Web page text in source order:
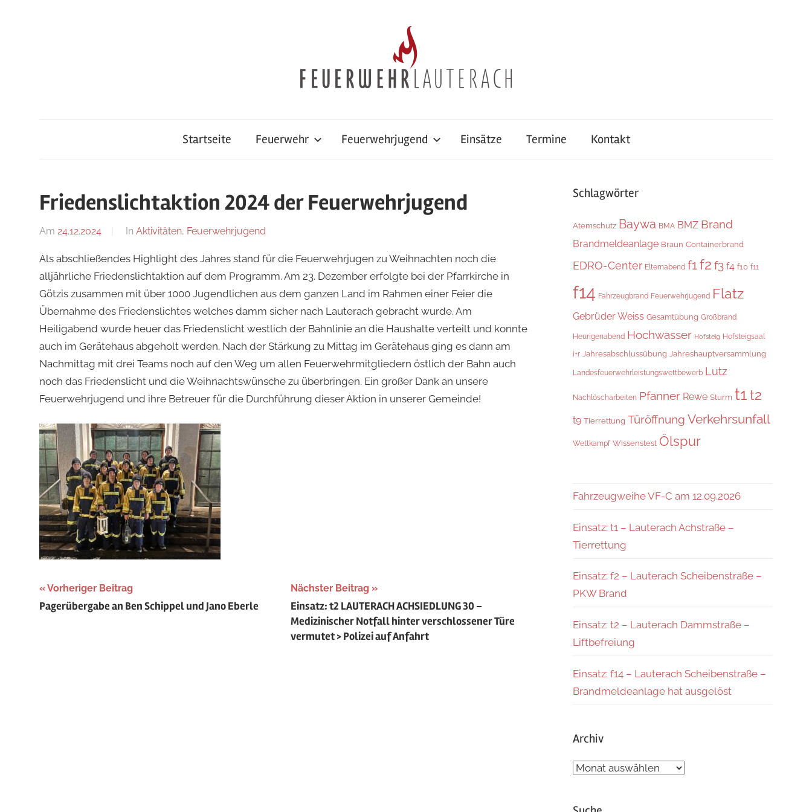
Startseite Feuerwehr Feuerwehrjugend Einsätze Termine Kontakt
Friedenslichtaktion 2024 der Feuerwehrjugend
Am 24.12.2024
Von
Perl
In Aktivitäten, Feuerwehrjugend
Als abschließendes Highlight des Jahres stand für die Feuerwehrjugen zu Weihnachten noch die
alljährliche Friedenslichtaktion auf dem Programm. Am 23. Dezember erfolgte bei der Pfarrkirche in
Götzis zusammen mit über 1000 Jugendlichen aus dem ganzen Land im Rahmen einer Feier die
Übernahme des Friedenslichtes welches damm sicher nach Lauterach gebracht wurde. Am
Heiligabend wurde heuer das Friedenslicht westlich der Bahnlinie an die Haushalte verteilt und konnte
auch im Gerätehaus abgeholt werden. Nach der Stärkung zu Mittag im Gerätehaus ging es dann am
Nachmittag mit drei Teams noch auf den Weg um allen Feuerwehrmitgliedern östlich der Bahn auch
noch das Friedenslicht und die Weihnachtswünsche zu überbringen. Ein großer Dank an unsere
Feuerwehrjugend und ihre Betreuer für die Durchführung dieser Aktion in unserer Gemeinde!
Beitragsnavigation
Vorheriger Beitrag
Pagerübergabe an Ben Schippel und Jano Eberle
Nächster Beitrag
Einsatz: t2 LAUTERACH ACHSIEDLUNG 30 –
Medizinischer Notfall hinter verschlossener Türe
vermutet > Polizei auf Anfahrt
Schlagwörter
Atemschutz Baywa BMA BMZ Brand
Brandmeldeanlage Braun Containerbrand
EDRO-Center Elternabend f1f2 f3 f4 f10 f11
f14 Fahrzeugbrand Feuerwehrjugend Flatz
Gebrüder Weiss Gesamtübung Großbrand
Heurigenabend Hochwasser Hofsteig Hofsteigsaal
i+r Jahresabschlussübung Jahreshauptversammlung
Landesfeuerwehrleistungswettbewerb Lutz
Nachlöscharbeiten Pfanner Rewe Sturm t1t2
t9 Tierrettung Türöffnung Verkehrsunfall
Wettkampf Wissenstest Ölspur
Fahrzeugweihe VF-C am 12.09.2026
Einsatz: t1 – Lauterach Achstraße –
Tierrettung
Einsatz: f2 – Lauterach Scheibenstraße –
PKW Brand
Einsatz: t2 – Lauterach Dammstraße –
Liftbefreiung
Einsatz: f14 – Lauterach Scheibenstraße –
Brandmeldeanlage hat ausgelöst
Archiv
Archiv